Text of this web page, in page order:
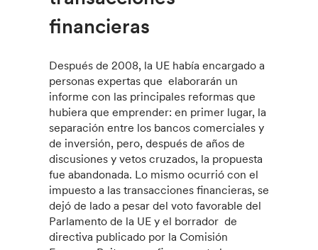
financieras
Después de 2008, la UE había encargado a
personas expertas que elaborarán un
informe con las principales reformas que
hubiera que emprender: en primer lugar, la
separación entre los bancos comerciales y
de inversión, pero, después de años de
discusiones y vetos cruzados, la propuesta
fue abandonada. Lo mismo ocurrió con el
impuesto a las transacciones financieras, se
dejó de lado a pesar del voto favorable del
Parlamento de la UE y el borrador de
directiva publicado por la Comisión